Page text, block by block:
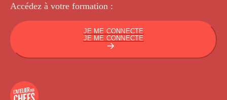
Accédez à votre formation :
JE ME CONNECTE
JE ME CONNECTE